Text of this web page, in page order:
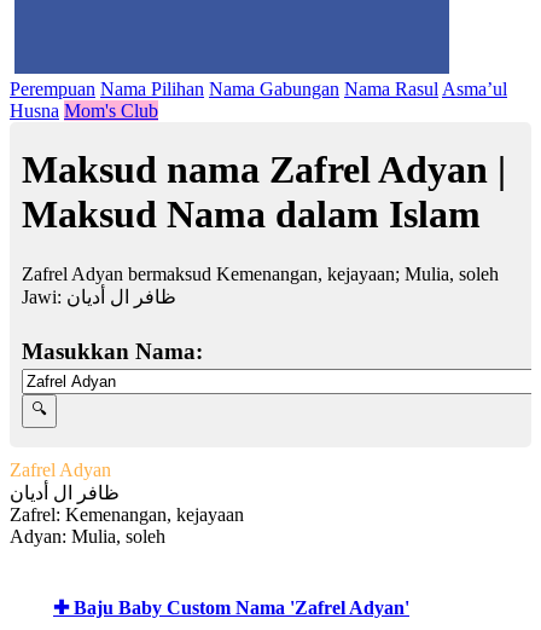
Perempuan Nama Pilihan Nama Gabungan Nama Rasul Asma’ul
Husna Mom's Club
Maksud nama Zafrel Adyan |
Maksud Nama dalam Islam
Zafrel Adyan bermaksud Kemenangan, kejayaan; Mulia, soleh
Jawi: ظافر ال أديان
Masukkan Nama:
Zafrel Adyan
ظافر ال أديان
Zafrel: Kemenangan, kejayaan
Adyan: Mulia, soleh
✚ Baju Baby Custom Nama 'Zafrel Adyan'